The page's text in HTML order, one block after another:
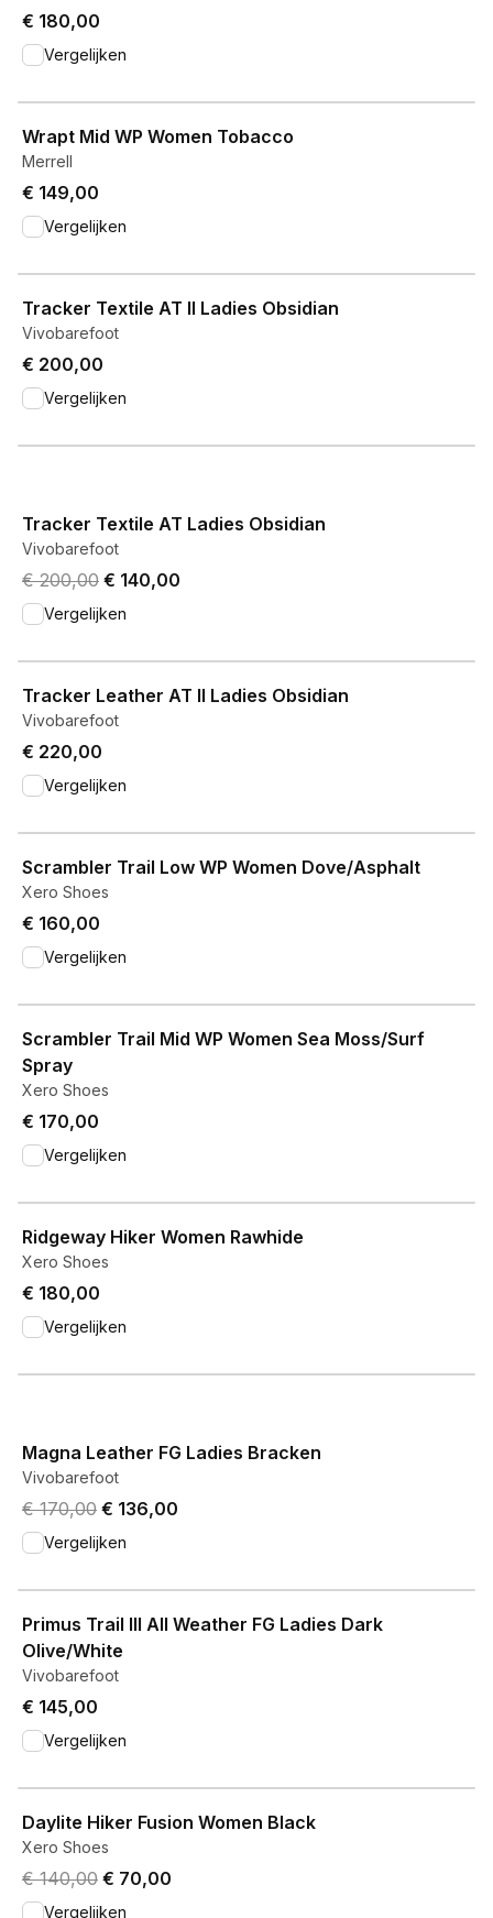
€ 180,00
Vergelijken
Wrapt Mid WP Women Tobacco
Merrell
€ 149,00
Vergelijken
Tracker Textile AT II Ladies Obsidian
Vivobarefoot
€ 200,00
Vergelijken
Tracker Textile AT Ladies Obsidian
Vivobarefoot
Original price was € 200,00.
€ 200,00 Current price is € 140,00.
€ 140,00
Vergelijken
Tracker Leather AT II Ladies Obsidian
Vivobarefoot
€ 220,00
Vergelijken
Scrambler Trail Low WP Women Dove/Asphalt
Xero Shoes
€ 160,00
Vergelijken
Scrambler Trail Mid WP Women Sea Moss/Surf
Spray
Xero Shoes
€ 170,00
Vergelijken
Ridgeway Hiker Women Rawhide
Xero Shoes
€ 180,00
Vergelijken
Magna Leather FG Ladies Bracken
Vivobarefoot
Original price was € 170,00.
€ 170,00 Current price is € 136,00.
€ 136,00
Vergelijken
Primus Trail III All Weather FG Ladies Dark
Olive/White
Vivobarefoot
€ 145,00
Vergelijken
Daylite Hiker Fusion Women Black
Xero Shoes
Original price was € 140,00.
€ 140,00 Current price is € 70,00.
€ 70,00
Vergelijken